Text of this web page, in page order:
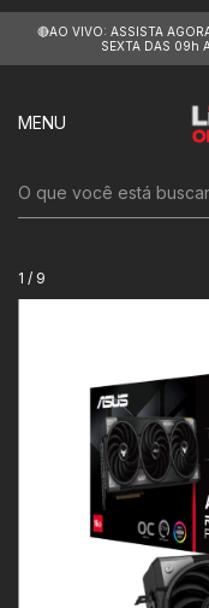
🔴AO VIVO: ASSISTA
SEXTA DAS 09h
MENU
1 / 9